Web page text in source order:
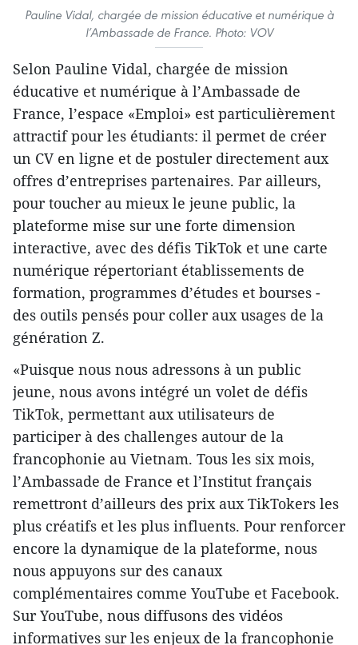
Pauline Vidal, chargée de mission éducative et numérique à
l’Ambassade de France. Photo: VOV
Selon Pauline Vidal, chargée de mission
éducative et numérique à l’Ambassade de
France, l’espace «Emploi» est particulièrement
attractif pour les étudiants: il permet de créer
un CV en ligne et de postuler directement aux
offres d’entreprises partenaires. Par ailleurs,
pour toucher au mieux le jeune public, la
plateforme mise sur une forte dimension
interactive, avec des défis TikTok et une carte
numérique répertoriant établissements de
formation, programmes d’études et bourses -
des outils pensés pour coller aux usages de la
génération Z.
«Puisque nous nous adressons à un public
jeune, nous avons intégré un volet de défis
TikTok, permettant aux utilisateurs de
participer à des challenges autour de la
francophonie au Vietnam. Tous les six mois,
l’Ambassade de France et l’Institut français
remettront d’ailleurs des prix aux TikTokers les
plus créatifs et les plus influents. Pour renforcer
encore la dynamique de la plateforme, nous
nous appuyons sur des canaux
complémentaires comme YouTube et Facebook.
Sur YouTube, nous diffusons des vidéos
informatives sur les enjeux de la francophonie